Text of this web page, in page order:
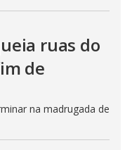
ruas do
de
na madrugada de